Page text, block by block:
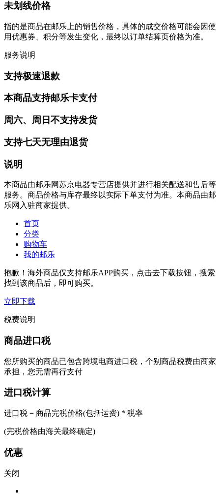
未划线价格
指的是商品在邮乐上的销售价格，具体的成交价格可能会因使
用优惠券、积分等发生变化，最终以订单结算页价格为准。
服务说明
支持极速退款
本商品支持邮乐卡支付
周六、周日不支持发货
支持七天无理由退货
说明
本商品由邮乐网苏京电器专营店提供并进行相关配送和售后等
服务。商品价格与库存最终以实际下单支付为准。本商品由邮
乐网入驻商家提供。
首页
分类
购物车
我的邮乐
抱歉！海外商品仅支持邮乐APP购买，点击去下载按钮，搜索
找到该商品后，即可购买。
立即下载
税费说明
商品进口税
您所购买的商品已包含跨境电商进口税，个别商品税费由商家
承担，您无需再行支付
进口税计算
进口税 = 商品完税价格(包括运费) * 税率
(完税价格由海关最终确定)
优惠
关闭